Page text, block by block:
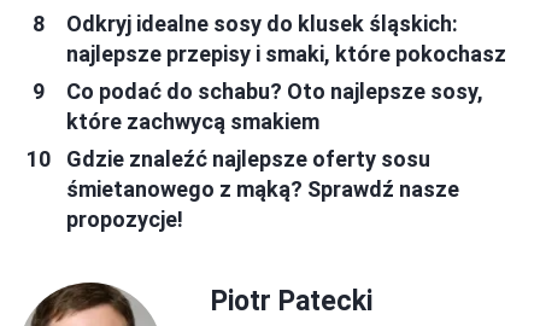
Odkryj idealne sosy do klusek śląskich:
najlepsze przepisy i smaki, które pokochasz
Co podać do schabu? Oto najlepsze sosy,
które zachwycą smakiem
Gdzie znaleźć najlepsze oferty sosu
śmietanowego z mąką? Sprawdź nasze
propozycje!
Piotr Patecki